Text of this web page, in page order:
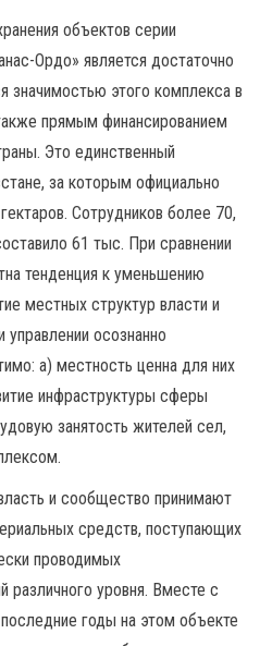
объектов серии
Ордо» является достаточно
значимостью этого комплекса в
прямым финансированием
Это единственный
за которым официально
Сотрудников более 70,
61 тыс. При сравнении
тенденция к уменьшению
местных структур власти и
осознанно
а) местность ценна для них
инфраструктуры сферы
занятость жителей сел,
и сообщество принимают
средств, поступающих
проводимых
различного уровня. Вместе с
годы на этом объекте